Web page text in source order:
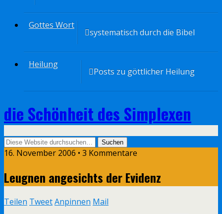
Gottes Wort
systematisch durch die Bibel
Heilung
Posts zu göttlicher Heilung
die Schönheit des Simplexen
16. November 2006 • 3 Kommentare
Leugnen angesichts der Evidenz
Teilen TweetAnpinnen Mail